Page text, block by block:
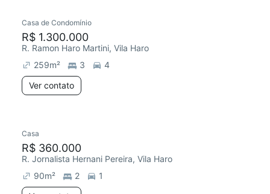
Casa de Condomínio
R$ 1.300.000
R. Ramon Haro Martini, Vila Haro
259m² 3
4
Ver contato
Casa
R$ 360.000
R. Jornalista Hernani Pereira, Vila Haro
90m² 2
1